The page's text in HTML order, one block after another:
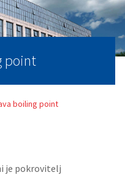
point
boiling point
je pokrovitelj